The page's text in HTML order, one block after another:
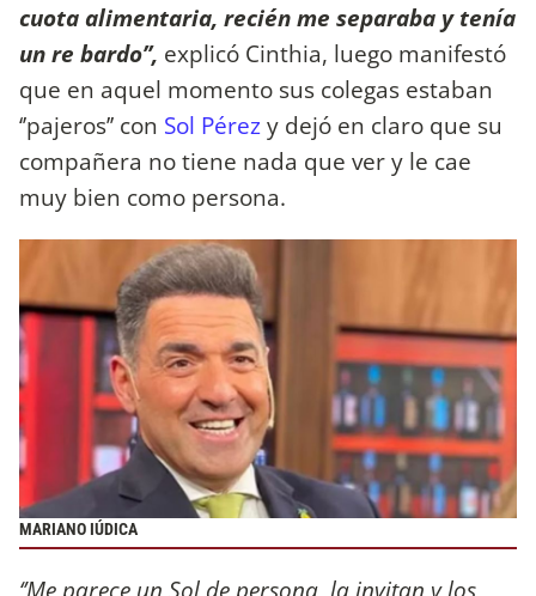
cuota alimentaria, recién me separaba y tenía
un re bardo’’, explicó Cinthia, luego manifestó
que en aquel momento sus colegas estaban
‘’pajeros’’ con Sol Pérezy dejó en claro que su
compañera no tiene nada que ver y le cae
muy bien como persona.
MARIANO IÚDICA